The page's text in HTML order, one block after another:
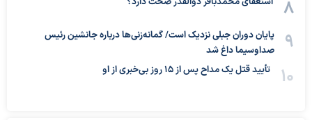
پایان دوران جبلی نزدیک است/ گمانه‌زنی‌ها درباره جانشین رئیس
صداوسیما داغ شد
تأیید قتل یک مداح پس از ۱۵ روز بی‌خبری از او